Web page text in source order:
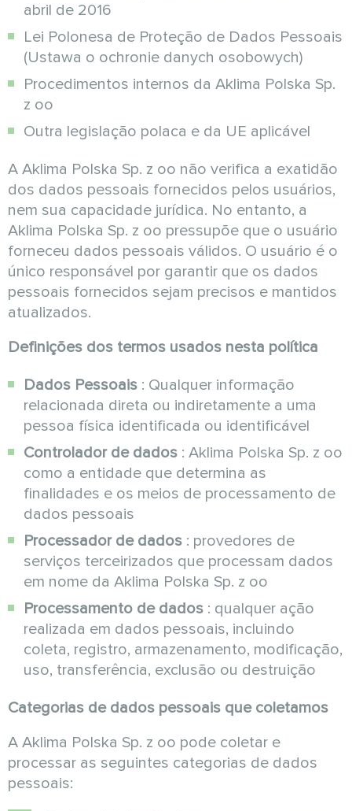
abril de 2016
Lei Polonesa de Proteção de Dados Pessoais
(Ustawa o ochronie danych osobowych)
Procedimentos internos da Aklima Polska Sp.
z oo
Outra legislação polaca e da UE aplicável
A Aklima Polska Sp. z oo não verifica a exatidão
dos dados pessoais fornecidos pelos usuários,
nem sua capacidade jurídica. No entanto, a
Aklima Polska Sp. z oo pressupõe que o usuário
forneceu dados pessoais válidos. O usuário é o
único responsável por garantir que os dados
pessoais fornecidos sejam precisos e mantidos
atualizados.
Definições dos termos usados nesta política
Dados Pessoais : Qualquer informação
relacionada direta ou indiretamente a uma
pessoa física identificada ou identificável
Controlador de dados : Aklima Polska Sp. z oo
como a entidade que determina as
finalidades e os meios de processamento de
dados pessoais
Processador de dados : provedores de
serviços terceirizados que processam dados
em nome da Aklima Polska Sp. z oo
Processamento de dados : qualquer ação
realizada em dados pessoais, incluindo
coleta, registro, armazenamento, modificação,
uso, transferência, exclusão ou destruição
Categorias de dados pessoais que coletamos
A Aklima Polska Sp. z oo pode coletar e
processar as seguintes categorias de dados
pessoais: